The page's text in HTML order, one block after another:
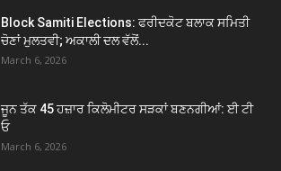
Block Samiti Elections: ਫਰੀਦਕੋਟ ਬਲਾਕ ਸਮਿਤੀ
ਚੋਣਾਂ ਮੁਲਤਵੀ; ਅਕਾਲੀ ਦਲ ਵੱਲੋਂ...
March 6, 2026
ਜੂਨ ਤੱਕ 45 ਹਜ਼ਾਰ ਕਿਲੋਮੀਟਰ ਸੜਕਾਂ ਬਣਨਗੀਆਂ: ਈ ਟੀ
ਓ
March 6, 2026